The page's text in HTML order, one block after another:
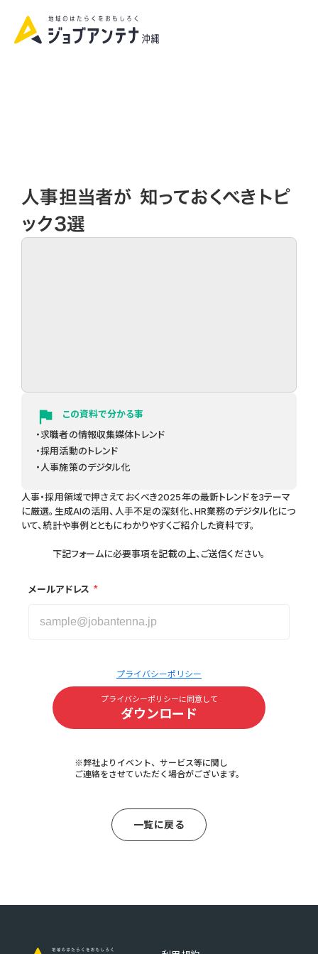
人事担当者が 知っておくべきトピ
ック3選
flag
この資料で分かる事
・求職者の情報収集媒体トレンド
・採用活動のトレンド
・人事施策のデジタル化
人事・採用領域で押さえておくべき2025年の最新トレンドを3テーマ
に厳選。生成AIの活用、人手不足の深刻化、HR業務のデジタル化につ
いて、統計や事例とともにわかりやすくご紹介した資料です。
下記フォームに必要事項を記載の上、ご送信ください。
メールアドレス *
プライバシーポリシー
プライバシーポリシーに同意して
ダウンロード
※弊社よりイベント、サービス等に関し
ご連絡をさせていただく場合がございます。
一覧に戻る